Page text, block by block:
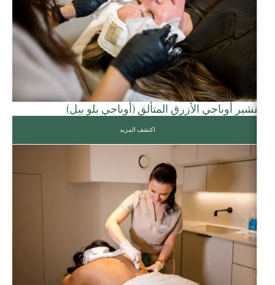
تقشير أوباجي الأزرق المتألق (أوباجي بلو بيل)
اكتشف المزيد